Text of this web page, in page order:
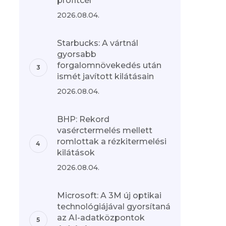
2026.08.04.
Starbucks: A vártnál
gyorsabb
forgalomnövekedés után
ismét javított kilátásain
2026.08.04.
BHP: Rekord
vasérctermelés mellett
romlottak a rézkitermelési
kilátások
2026.08.04.
Microsoft: A 3M új optikai
technológiájával gyorsítaná
az AI-adatközpontok